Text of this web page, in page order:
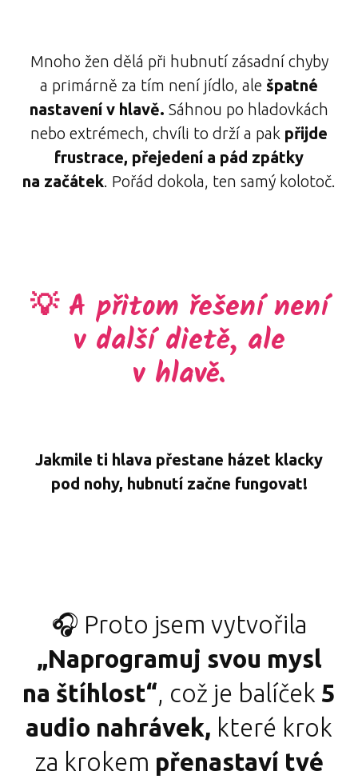
Mnoho žen dělá při hubnutí zásadní chyby
a primárně za tím není jídlo, ale špatné
nastavení v hlavě. Sáhnou po hladovkách
nebo extrémech, chvíli to drží a pak přijde
frustrace, přejedení a pád zpátky
na začátek. Pořád dokola, ten samý kolotoč.
💡 A přitom řešení není
v další dietě, ale
v hlavě.
Jakmile ti hlava přestane házet klacky
pod nohy, hubnutí začne fungovat!
🎧 Proto jsem vytvořila
„Naprogramuj svou mysl
na štíhlost“, což je balíček 5
audio nahrávek, které krok
za krokem přenastaví tvé